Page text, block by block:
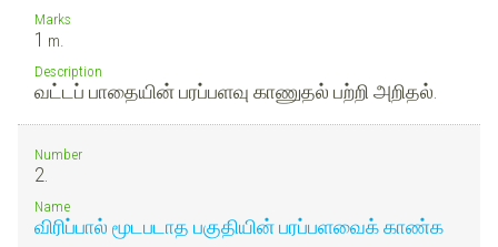
Marks
1 m.
Description
வட்டப் பாதையின் பரப்பளவு காணுதல் பற்றி அறிதல்.
Number
2.
Name
விரிப்பால் மூடபடாத பகுதியின் பரப்பளவைக் காண்க